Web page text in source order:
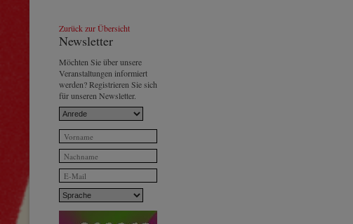
Zurück zur Übersicht
Newsletter
Möchten Sie über unsere
Veranstaltungen informiert
werden? Registrieren Sie sich
für unseren Newsletter.